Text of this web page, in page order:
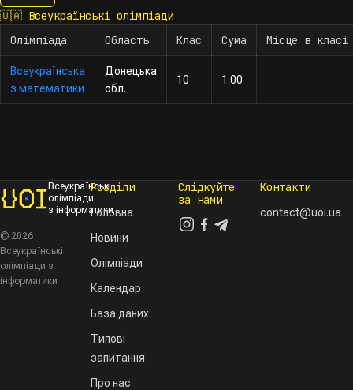
2021
🇺🇦 Всеукраїнські олімпіади
Олімпіада
Область Клас Сума Місце в класі
Всеукраїнська
з математики
Донецька
обл.
10 1.00
Всеукраїнські
олімпіади
з інформатики
© 2026
Всеукраїнські
олімпіади з
інформатики
Розділи
Головна
Новини
Олімпіади
Календар
База даних
Типові
запитання
Про нас
Слідкуйте
за нами
Контакти
contact@uoi.ua